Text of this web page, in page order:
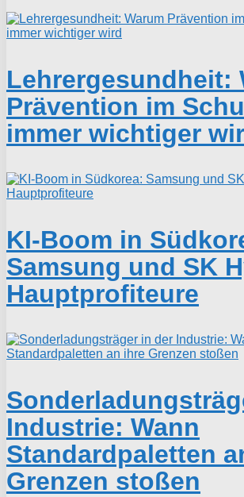
Lehrergesundheit:
Prävention im
immer wichtiger
KI-Boom in
Samsung und SK
Hauptprofiteure
Industrie: Wann
Standardpaletten
Grenzen stoßen